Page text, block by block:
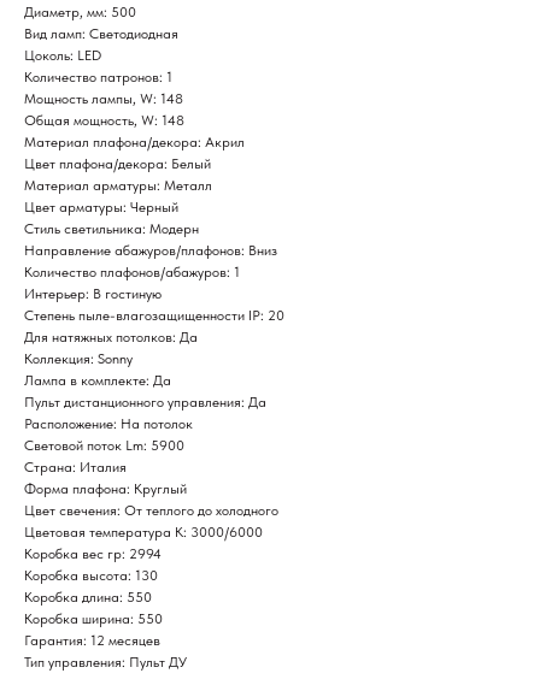
Диаметр, мм: 500
Вид ламп: Светодиодная
Цоколь: LED
Количество патронов: 1
Мощность лампы, W: 148
Общая мощность, W: 148
Материал плафона/декора: Акрил
Цвет плафона/декора: Белый
Материал арматуры: Металл
Цвет арматуры: Черный
Стиль светильника: Модерн
Направление абажуров/плафонов: Вниз
Количество плафонов/абажуров: 1
Интерьер: В гостиную
Степень пыле-влагозащищенности IP: 20
Для натяжных потолков: Да
Коллекция: Sonny
Лампа в комплекте: Да
Пульт дистанционного управления: Да
Расположение: На потолок
Световой поток Lm: 5900
Страна: Италия
Форма плафона: Круглый
Цвет свечения: От теплого до холодного
Цветовая температура К: 3000/6000
Коробка вес гр: 2994
Коробка высота: 130
Коробка длина: 550
Коробка ширина: 550
Гарантия: 12 месяцев
Тип управления: Пульт ДУ